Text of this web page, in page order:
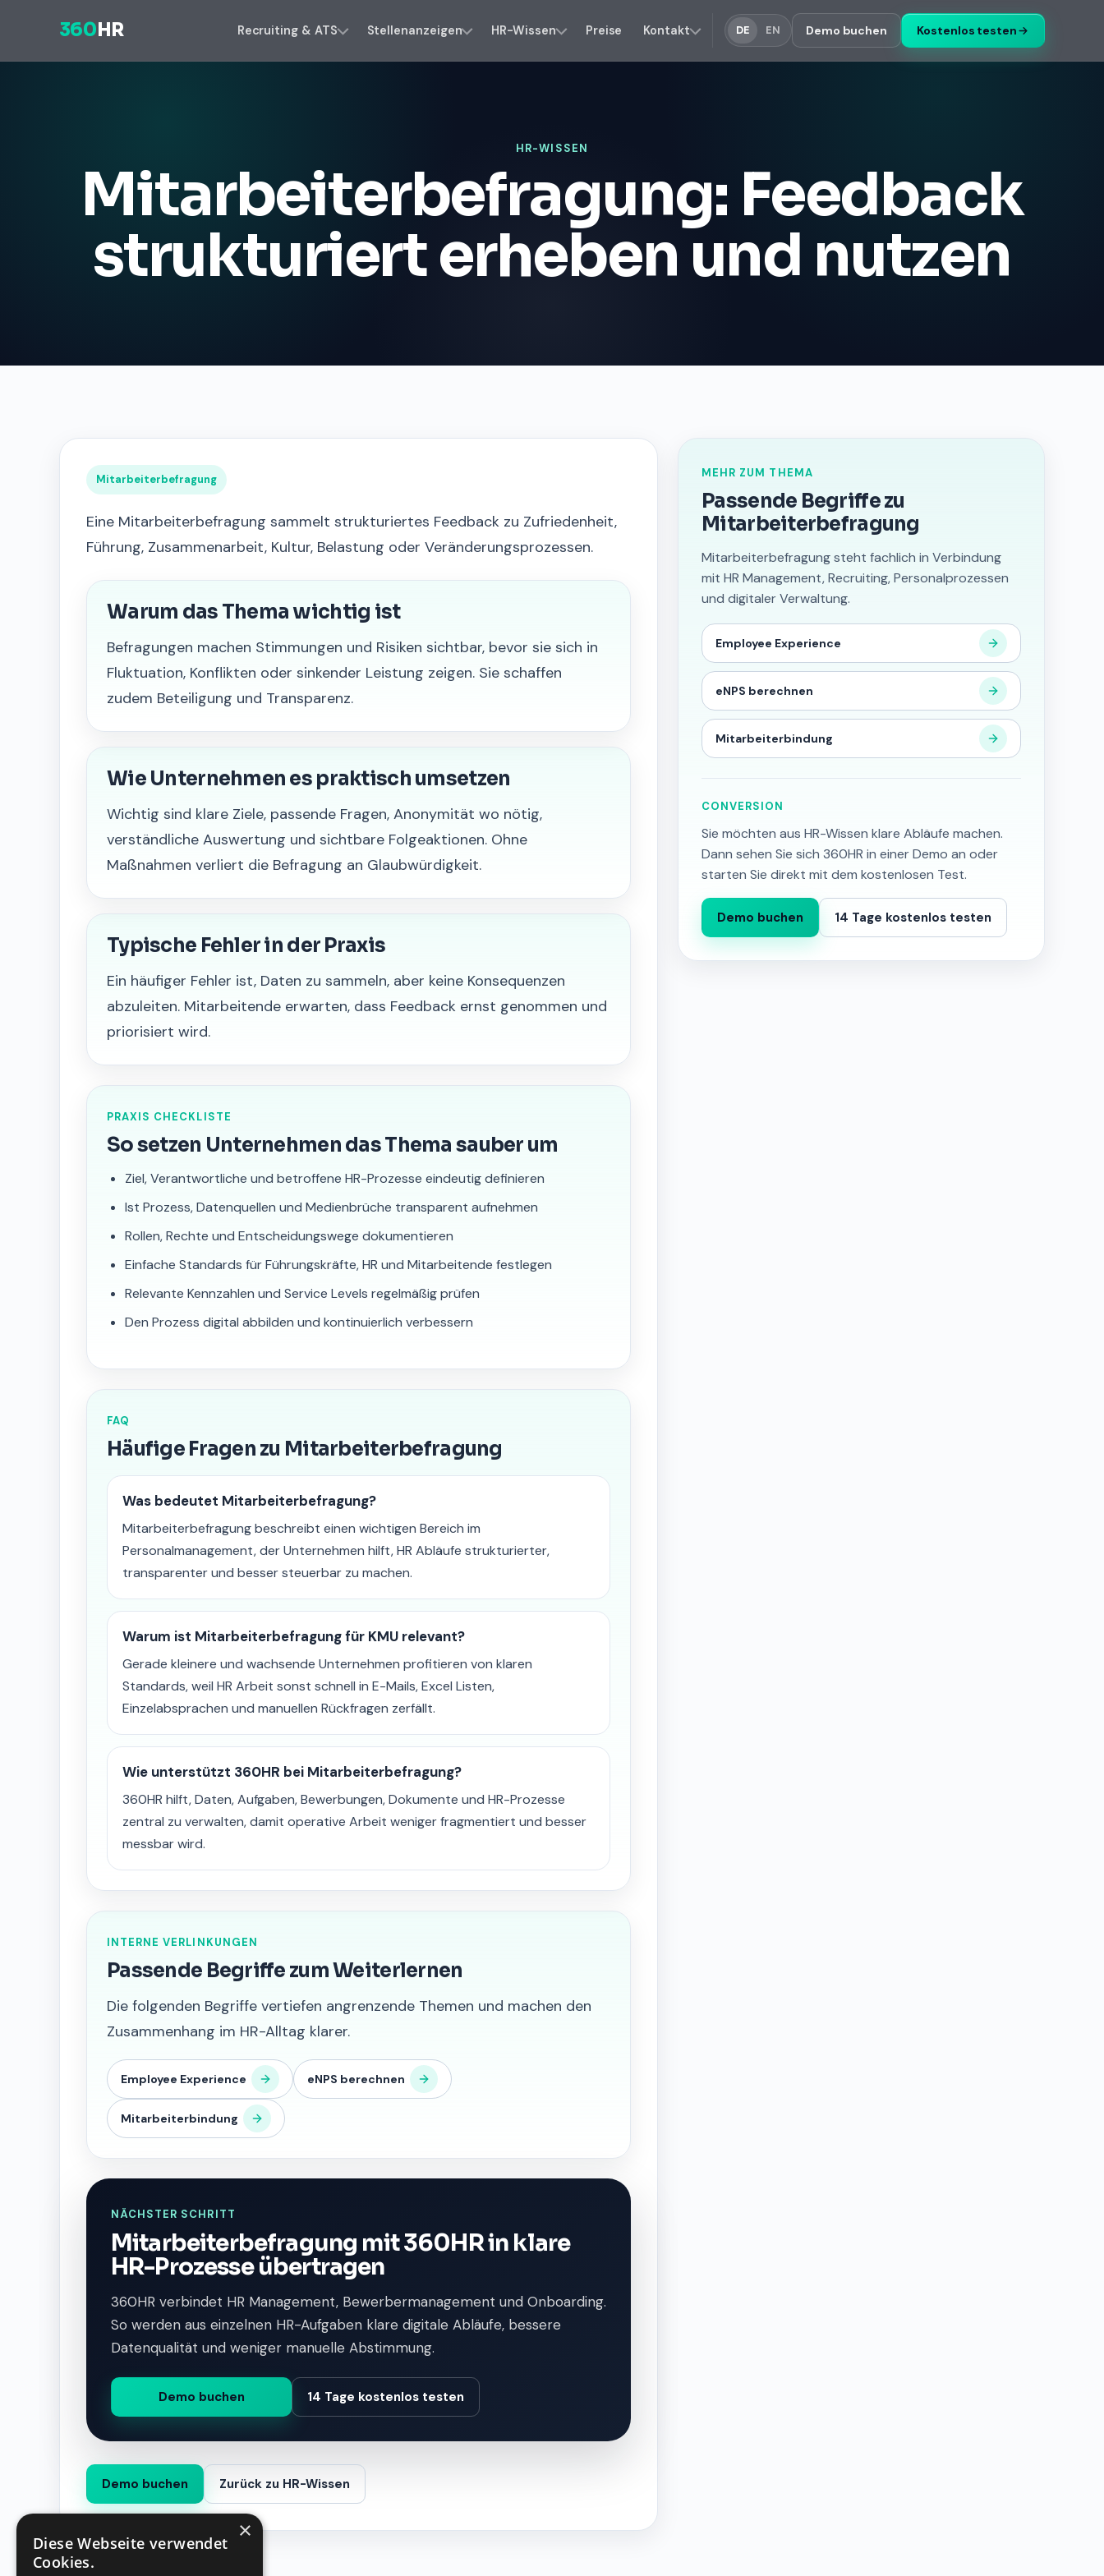
360 HR Recruiting & ATS Stellenanzeigen HR-Wissen Preise Kontakt DE EN Demo buchen Kostenlos testen
HR-WISSEN
Mitarbeiterbefragung: Feedback
strukturiert erheben und nutzen
Mitarbeiterbefragung
Eine Mitarbeiterbefragung sammelt strukturiertes Feedback zu Zufriedenheit,
Führung, Zusammenarbeit, Kultur, Belastung oder Veränderungsprozessen.
Warum das Thema wichtig ist
Befragungen machen Stimmungen und Risiken sichtbar, bevor sie sich in
Fluktuation, Konflikten oder sinkender Leistung zeigen. Sie schaffen
zudem Beteiligung und Transparenz.
Wie Unternehmen es praktisch umsetzen
Wichtig sind klare Ziele, passende Fragen, Anonymität wo nötig,
verständliche Auswertung und sichtbare Folgeaktionen. Ohne
Maßnahmen verliert die Befragung an Glaubwürdigkeit.
Typische Fehler in der Praxis
Ein häufiger Fehler ist, Daten zu sammeln, aber keine Konsequenzen
abzuleiten. Mitarbeitende erwarten, dass Feedback ernst genommen und
priorisiert wird.
PRAXIS CHECKLISTE
So setzen Unternehmen das Thema sauber um
Ziel, Verantwortliche und betroffene HR-Prozesse eindeutig definieren
Ist Prozess, Datenquellen und Medienbrüche transparent aufnehmen
Rollen, Rechte und Entscheidungswege dokumentieren
Einfache Standards für Führungskräfte, HR und Mitarbeitende festlegen
Relevante Kennzahlen und Service Levels regelmäßig prüfen
Den Prozess digital abbilden und kontinuierlich verbessern
FAQ
Häufige Fragen zu Mitarbeiterbefragung
Was bedeutet Mitarbeiterbefragung?
Mitarbeiterbefragung beschreibt einen wichtigen Bereich im
Personalmanagement, der Unternehmen hilft, HR Abläufe strukturierter,
transparenter und besser steuerbar zu machen.
Warum ist Mitarbeiterbefragung für KMU relevant?
Gerade kleinere und wachsende Unternehmen profitieren von klaren
Standards, weil HR Arbeit sonst schnell in E-Mails, Excel Listen,
Einzelabsprachen und manuellen Rückfragen zerfällt.
Wie unterstützt 360HR bei Mitarbeiterbefragung?
360HR hilft, Daten, Aufgaben, Bewerbungen, Dokumente und HR-Prozesse
zentral zu verwalten, damit operative Arbeit weniger fragmentiert und besser
messbar wird.
INTERNE VERLINKUNGEN
Passende Begriffe zum Weiterlernen
Die folgenden Begriffe vertiefen angrenzende Themen und machen den
Zusammenhang im HR-Alltag klarer.
Employee Experience eNPS berechnen
Mitarbeiterbindung
NÄCHSTER SCHRITT
Mitarbeiterbefragung mit 360HR in klare
HR-Prozesse übertragen
360HR verbindet HR Management, Bewerbermanagement und Onboarding.
So werden aus einzelnen HR-Aufgaben klare digitale Abläufe, bessere
Datenqualität und weniger manuelle Abstimmung.
Demo buchen 14 Tage kostenlos testen
Demo buchen Zurück zu HR-Wissen
MEHR ZUM THEMA
Passende Begriffe zu
Mitarbeiterbefragung
Mitarbeiterbefragung steht fachlich in Verbindung
mit HR Management, Recruiting, Personalprozessen
und digitaler Verwaltung.
Employee Experience
eNPS berechnen
Mitarbeiterbindung
CONVERSION
Sie möchten aus HR-Wissen klare Abläufe machen.
Dann sehen Sie sich 360HR in einer Demo an oder
starten Sie direkt mit dem kostenlosen Test.
Demo buchen 14 Tage kostenlos testen
×
Diese Webseite verwendet
Cookies.